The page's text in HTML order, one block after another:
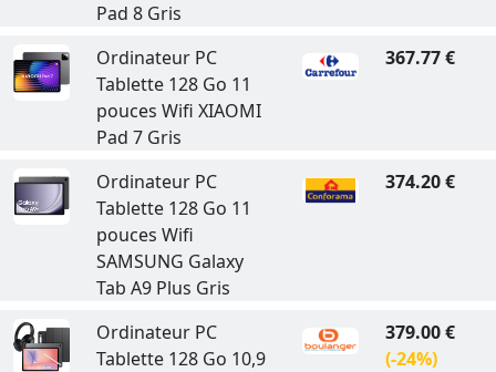
Pad 8 Gris
Ordinateur PC
Tablette 128 Go 11
pouces Wifi XIAOMI
Pad 7 Gris
367.77 €
Ordinateur PC
Tablette 128 Go 11
pouces Wifi
SAMSUNG Galaxy
Tab A9 Plus Gris
374.20 €
Ordinateur PC
Tablette 128 Go 10,9
379.00 €
(-24%)